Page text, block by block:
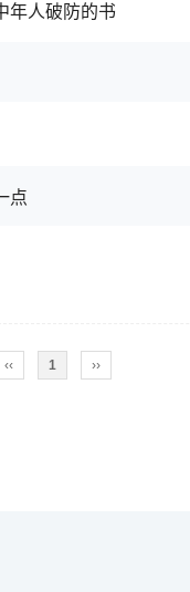
年人破防的书
点
‹‹ 1 ››